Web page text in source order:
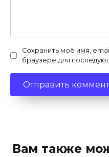
Сохранить моё имя,
браузере для
Вам также